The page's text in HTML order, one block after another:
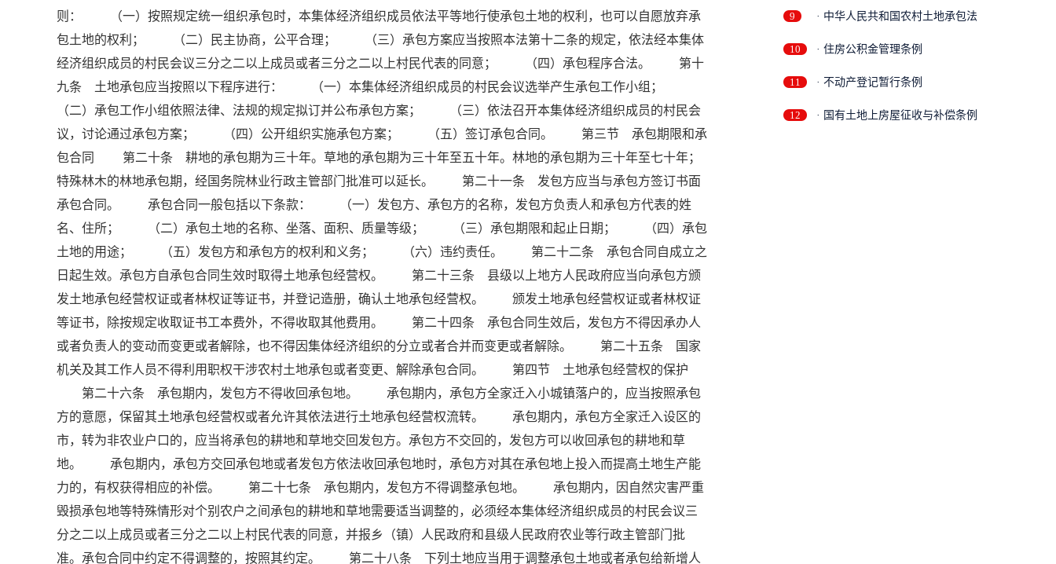
则： （一）按照规定统一组织承包时，本集体经济组织成员依法平等地行使承包土地的权利，也可以自愿放弃承
包土地的权利； （二）民主协商，公平合理； （三）承包方案应当按照本法第十二条的规定，依法经本集体
经济组织成员的村民会议三分之二以上成员或者三分之二以上村民代表的同意； （四）承包程序合法。 第十
九条 土地承包应当按照以下程序进行： （一）本集体经济组织成员的村民会议选举产生承包工作小组；
（二）承包工作小组依照法律、法规的规定拟订并公布承包方案； （三）依法召开本集体经济组织成员的村民会
议，讨论通过承包方案； （四）公开组织实施承包方案； （五）签订承包合同。 第三节 承包期限和承
包合同 第二十条 耕地的承包期为三十年。草地的承包期为三十年至五十年。林地的承包期为三十年至七十年；
特殊林木的林地承包期，经国务院林业行政主管部门批准可以延长。 第二十一条 发包方应当与承包方签订书面
承包合同。 承包合同一般包括以下条款： （一）发包方、承包方的名称，发包方负责人和承包方代表的姓
名、住所； （二）承包土地的名称、坐落、面积、质量等级； （三）承包期限和起止日期； （四）承包
土地的用途； （五）发包方和承包方的权利和义务； （六）违约责任。 第二十二条 承包合同自成立之
日起生效。承包方自承包合同生效时取得土地承包经营权。 第二十三条 县级以上地方人民政府应当向承包方颁
发土地承包经营权证或者林权证等证书，并登记造册，确认土地承包经营权。 颁发土地承包经营权证或者林权证
等证书，除按规定收取证书工本费外，不得收取其他费用。 第二十四条 承包合同生效后，发包方不得因承办人
或者负责人的变动而变更或者解除，也不得因集体经济组织的分立或者合并而变更或者解除。 第二十五条 国家
机关及其工作人员不得利用职权干涉农村土地承包或者变更、解除承包合同。 第四节 土地承包经营权的保护
第二十六条 承包期内，发包方不得收回承包地。 承包期内，承包方全家迁入小城镇落户的，应当按照承包
方的意愿，保留其土地承包经营权或者允许其依法进行土地承包经营权流转。 承包期内，承包方全家迁入设区的
市，转为非农业户口的，应当将承包的耕地和草地交回发包方。承包方不交回的，发包方可以收回承包的耕地和草
地。 承包期内，承包方交回承包地或者发包方依法收回承包地时，承包方对其在承包地上投入而提高土地生产能
力的，有权获得相应的补偿。 第二十七条 承包期内，发包方不得调整承包地。 承包期内，因自然灾害严重
毁损承包地等特殊情形对个别农户之间承包的耕地和草地需要适当调整的，必须经本集体经济组织成员的村民会议三
分之二以上成员或者三分之二以上村民代表的同意，并报乡（镇）人民政府和县级人民政府农业等行政主管部门批
准。承包合同中约定不得调整的，按照其约定。 第二十八条 下列土地应当用于调整承包土地或者承包给新增人
9 · 中华人民共和国农村土地承包法
10 · 住房公积金管理条例
11 · 不动产登记暂行条例
12 · 国有土地上房屋征收与补偿条例